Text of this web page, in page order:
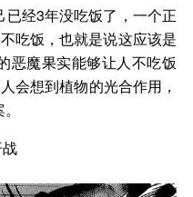
经3年没吃饭了，一个正
吃饭，也就是说这应该是
恶魔果实能够让人不吃饭
会想到植物的光合作用，